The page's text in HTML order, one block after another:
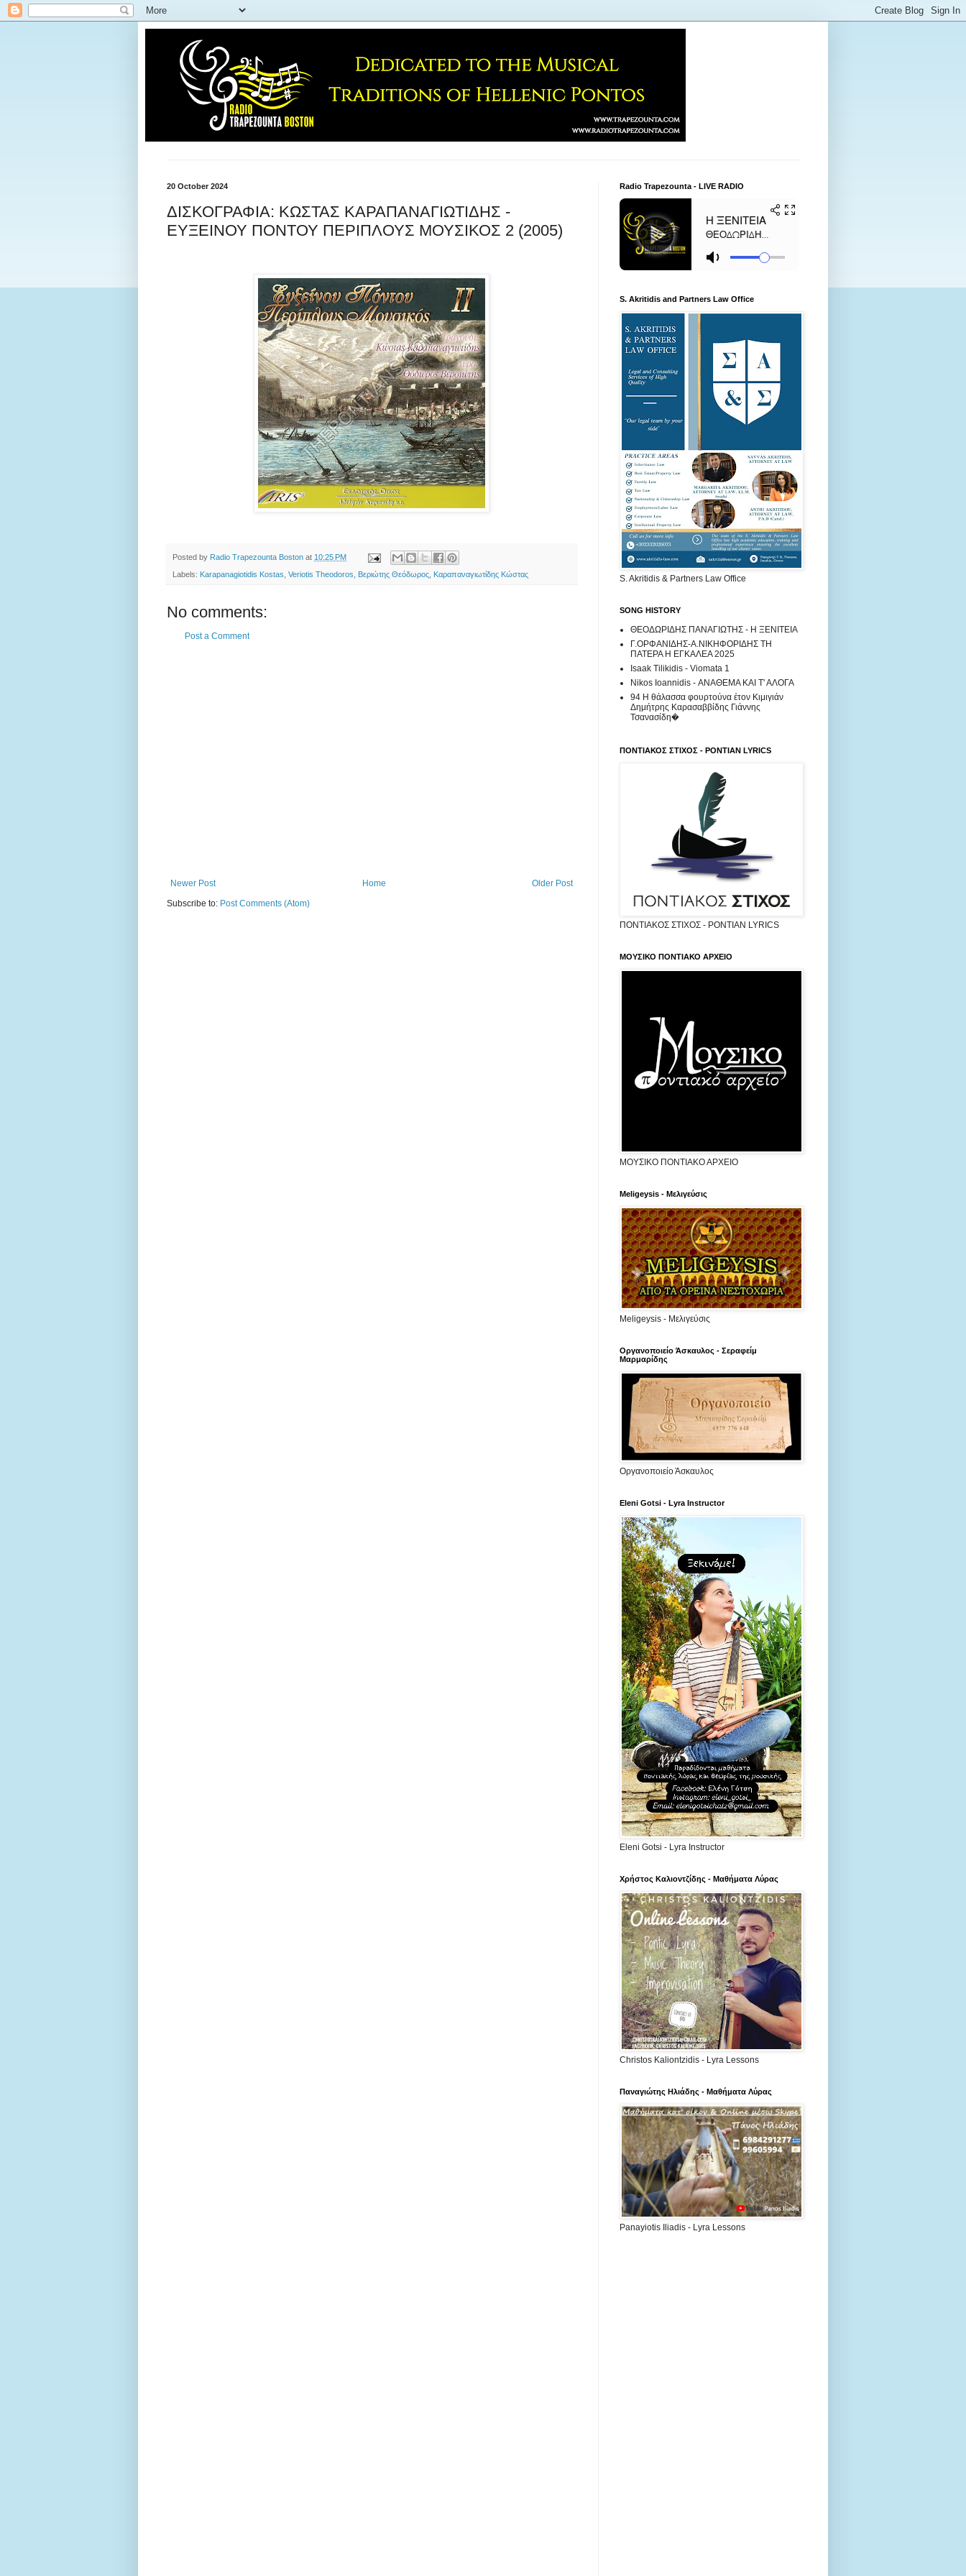
20 October 2024
ΔΙΣΚΟΓΡΑΦΙΑ: ΚΩΣΤΑΣ ΚΑΡΑΠΑΝΑΓΙΩΤΙΔΗΣ -
ΕΥΞΕΙΝΟΥ ΠΟΝΤΟΥ ΠΕΡΙΠΛΟΥΣ ΜΟΥΣΙΚΟΣ 2 (2005)
Posted by Radio Trapezounta Boston at 10:25 PM
Labels: Karapanagiotidis Kostas Veriotis Theodoros Βεριώτης Θεόδωρος Καραπαναγιωτίδης Κώστας
No comments:
Post a Comment
Newer Post Older Post
Home
Subscribe to: Post Comments (Atom)
Radio Trapezounta - LIVE RADIO
S. Akritidis and Partners Law Office
S. Akritidis & Partners Law Office
SONG HISTORY
ΘΕΟΔΩΡΙΔΗΣ ΠΑΝΑΓΙΩΤΗΣ - Η ΞΕΝΙΤΕΙΑ
Γ.ΟΡΦΑΝΙΔΗΣ-Α.ΝΙΚΗΦΟΡΙΔΗΣ ΤΗ
ΠΑΤΕΡΑ Η ΕΓΚΑΛΕΑ 2025
Isaak Tilikidis - Viomata 1
Nikos Ioannidis - ΑΝΑΘΕΜΑ ΚΑΙ Τ' ΑΛΟΓΑ
94 Η θάλασσα φουρτούνα έτον Κιμιγιάν
Δημήτρης Καρασαββίδης Γιάννης
Τσανασίδη�
ΠΟΝΤΙΑΚΟΣ ΣΤΙΧΟΣ - PONTIAN LYRICS
ΠΟΝΤΙΑΚΟΣ ΣΤΙΧΟΣ - PONTIAN LYRICS
ΜΟΥΣΙΚΟ ΠΟΝΤΙΑΚΟ ΑΡΧΕΙΟ
ΜΟΥΣΙΚΟ ΠΟΝΤΙΑΚΟ ΑΡΧΕΙΟ
Meligeysis - Μελιγεύσις
Meligeysis - Μελιγεύσις
Οργανοποιείο Άσκαυλος - Σεραφείμ
Μαρμαρίδης
Οργανοποιείο Άσκαυλος
Eleni Gotsi - Lyra Instructor
Eleni Gotsi - Lyra Instructor
Χρήστος Καλιοντζίδης - Μαθήματα Λύρας
Christos Kaliontzidis - Lyra Lessons
Παναγιώτης Ηλιάδης - Μαθήματα Λύρας
Panayiotis Iliadis - Lyra Lessons